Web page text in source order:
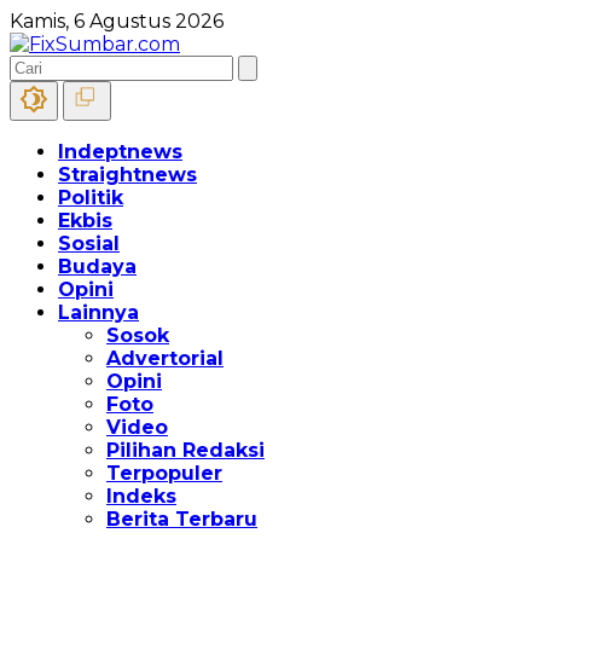
Kamis, 6 Agustus 2026
Indeptnews
Straightnews
Politik
Ekbis
Sosial
Budaya
Opini
Lainnya
Sosok
Advertorial
Opini
Foto
Video
Pilihan Redaksi
Terpopuler
Indeks
Berita Terbaru